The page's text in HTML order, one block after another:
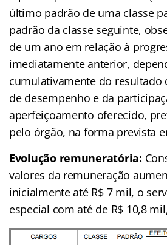
último padrão de uma classe
padrão da classe seguinte,
de um ano em relação à
imediatamente anterior,
cumulativamente do resultado
de desempenho e da
aperfeiçoamento oferecido,
pelo órgão, na forma prevista
Evolução remuneratória:
valores da remuneração
inicialmente até R$ 7 mil, o
especial com até de R$ 10,8